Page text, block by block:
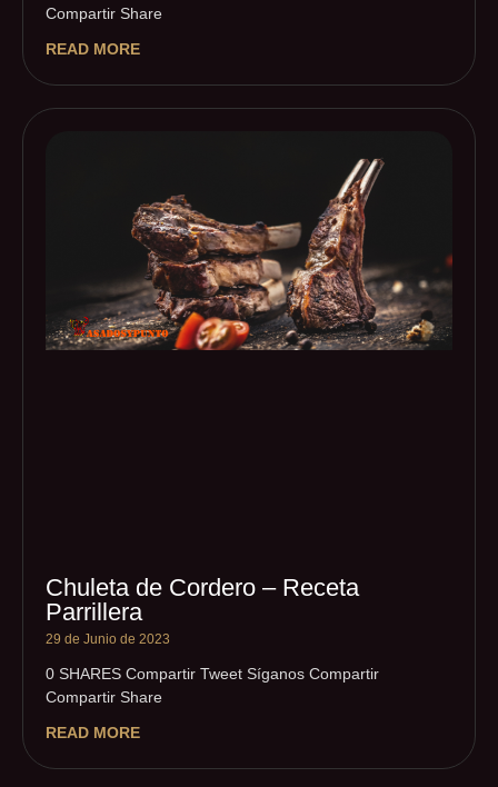
Compartir Share
READ MORE
Chuleta de Cordero – Receta
Parrillera
29 de Junio de 2023
0 SHARES Compartir Tweet Síganos Compartir
Compartir Share
READ MORE